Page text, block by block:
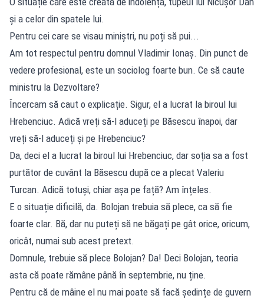
și a celor din spatele lui.
Pentru cei care se visau miniștri, nu poți să pui...
Am tot respectul pentru domnul Vladimir Ionaș. Din punct de
vedere profesional, este un sociolog foarte bun. Ce să caute
ministru la Dezvoltare?
Încercam să caut o explicație. Sigur, el a lucrat la biroul lui
Hrebenciuc. Adică vreți să-l aduceți pe Băsescu înapoi, dar
vreți să-l aduceți și pe Hrebenciuc?
Da, deci el a lucrat la biroul lui Hrebenciuc, dar soția sa a fost
purtător de cuvânt la Băsescu după ce a plecat Valeriu
Turcan. Adică totuși, chiar așa pe față? Am înțeles.
E o situație dificilă, da. Bolojan trebuia să plece, ca să fie
foarte clar. Bă, dar nu puteți să ne băgați pe gât orice, oricum,
oricât, numai sub acest pretext.
Domnule, trebuie să plece Bolojan? Da! Deci Bolojan, teoria
asta că poate rămâne până în septembrie, nu ține.
Pentru că de mâine el nu mai poate să facă ședințe de guvern